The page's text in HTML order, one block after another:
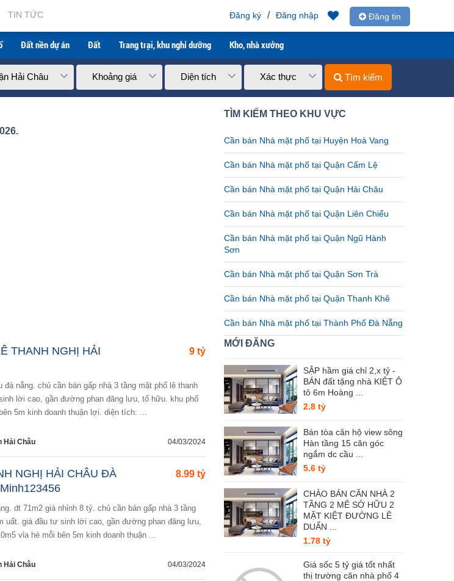
TIN TỨC Đăng tin
Đăng nhập
/
Đăng ký
Đất nền dự án Đất Trang trại, khu nghỉ dưỡng Kho, nhà xưởng
Hải Châu Khoảng giá Diện tích Xác thực Tìm kiếm
9 tỷ
THANH NGHỊ HẢI
lời cao, gần đường phan đăng lưu, tố hữu. khu phố
5m kinh doanh thuận lợi. diện tích: ...
Hải Châu 04/03/2024
8.99 tỷ
NGHỊ HẢI CHÂU ĐÀ
uất. giá đầu tư sinh lời cao, gần đường phan đăng lưu,
vỉa hè mỗi bên 5m kinh doanh thuận ...
Hải Châu 04/03/2024
TÌM KIẾM THEO KHU VỰC
Cần bán Nhà mặt phố tại Huyện Hoà Vang
Cần bán Nhà mặt phố tại Quận Cẩm Lệ
Cần bán Nhà mặt phố tại Quận Hải Châu
Cần bán Nhà mặt phố tại Quận Liên Chiểu
Cần bán Nhà mặt phố tại Quận Ngũ Hành
Sơn
Cần bán Nhà mặt phố tại Quận Sơn Trà
Cần bán Nhà mặt phố tại Quận Thanh Khê
Cần bán Nhà mặt phố tại Thành Phố Đà Nẵng
MỚI ĐĂNG
SẬP hầm giá chỉ 2,x tỷ -
BÁN đất tặng nhà KIỆT Ô
tô 6m Hoàng ...
2.8 tỷ
Bán tòa căn hộ view sông
Hàn tầng 15 căn góc
ngắm dc cầu ...
5.6 tỷ
CHÀO BÁN CĂN NHÀ 2
TẦNG 2 MÊ SỞ HỮU 2
MẶT KIỆT ĐƯỜNG LÊ
DUẨN ...
1.78 tỷ
Giá sốc 5 tỷ giá tốt nhất
thị trường căn nhà phố 4